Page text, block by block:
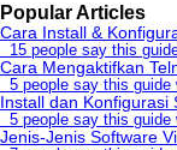
Popular Articles
Cara Install &
15 people say this
Cara Mengaktifkan
5 people say this guide
Install dan Konfigurasi
5 people say this guide
Jenis-Jenis Software